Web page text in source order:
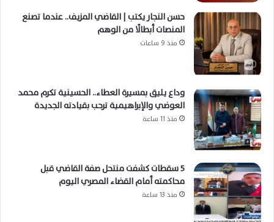
حسن النجار يكتب | القاضي المزيف.. عندما تصنع
المنصات أبطالًا من الوهم
منذ 9 ساعات
وداع يليق بمسيرة العطاء.. الحسينية تكرم محمد
العوضي والإبراهيمية ترحب بقيادته الجديدة
منذ 11 ساعة
5 سقطات كشفت منتحل صفة القاضي قبل
محاكمته أمام القضاء المصري اليوم
منذ 13 ساعة